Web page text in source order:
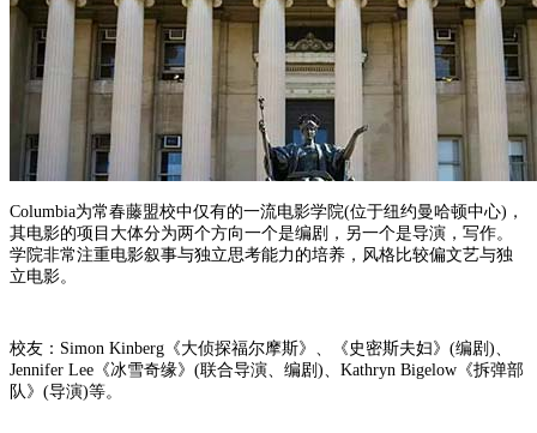
Columbia为常春藤盟校中仅有的一流电影学院(位于纽约曼哈顿中心)，
其电影的项目大体分为两个方向一个是编剧，另一个是导演，写作。
学院非常注重电影叙事与独立思考能力的培养，风格比较偏文艺与独
立电影。
校友：Simon Kinberg《大侦探福尔摩斯》、《史密斯夫妇》(编剧)、
Jennifer Lee《冰雪奇缘》(联合导演、编剧)、Kathryn Bigelow《拆弹部
队》(导演)等。